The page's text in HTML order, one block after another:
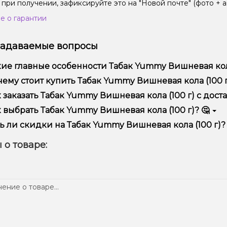
получении, зафиксируйте это на "Новой почте" (фото +
о гарантии
вопросы
главные особенности Табак Yummy Вишневая
Yummy Вишневая кола (100 г) отличается высоким
стоит купить Табак Yummy Вишневая кола
только оригинальную продукцию, широкий
того, у нас регулярные акции и скидки для клиентов!
заказать Табак Yummy Вишневая кола (100 г) с
заказ можно в несколько кликов:
Добавьте Табак Yummy Вишневая кола (100 г) в корзину.
Выберите удобный способ оплаты и доставки.
выбрать Табак Yummy Вишневая кола (100 г)? 🤔
зависит от ваших предпочтений – например, если это
– мощность и вкус. Наши менеджеры помогут подобрать
ли скидки на Табак Yummy Вишневая кола (100 г)?
телеграмм-канале, чтобы не упустить выгодные
товаре: